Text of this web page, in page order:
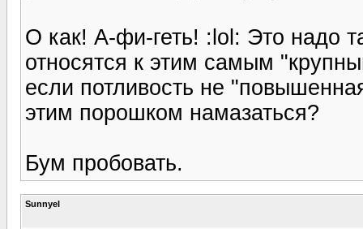
О как! А-фи-геть! :lol: Это надо
относятся к этим самым
если потливость не
этим порошком намазаться?
Бум пробовать.
Sunnyel